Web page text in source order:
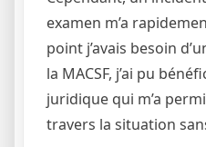
examen m’a
point j’avais besoin
la MACSF, j’ai pu
juridique qui m’a
travers la situation